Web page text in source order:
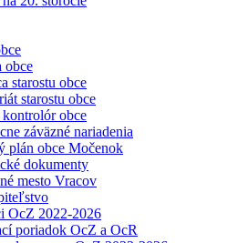
obce
starostu obce
starostu obce
obce
záväzné nariadenia
plán obce Močenok
dokumenty
mesto Vracov
OcZ 2022-2026
poriadok OcZ a OcR